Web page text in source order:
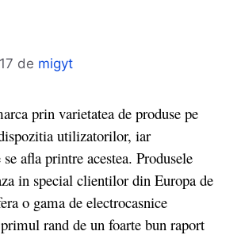
de migyt
prin varietatea de produse pe
utilizatorilor, iar
afla printre acestea. Produsele
in special clientilor din Europa de
o gama de electrocasnice
rand de un foarte bun raport